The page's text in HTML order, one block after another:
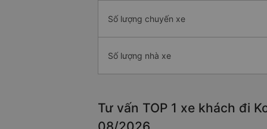
Số lượng chuyến xe
Số lượng nhà xe
Tư vấn TOP 1 xe khách đi